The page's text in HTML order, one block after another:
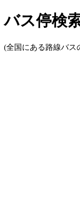
バス停検
(全国にある路線バス